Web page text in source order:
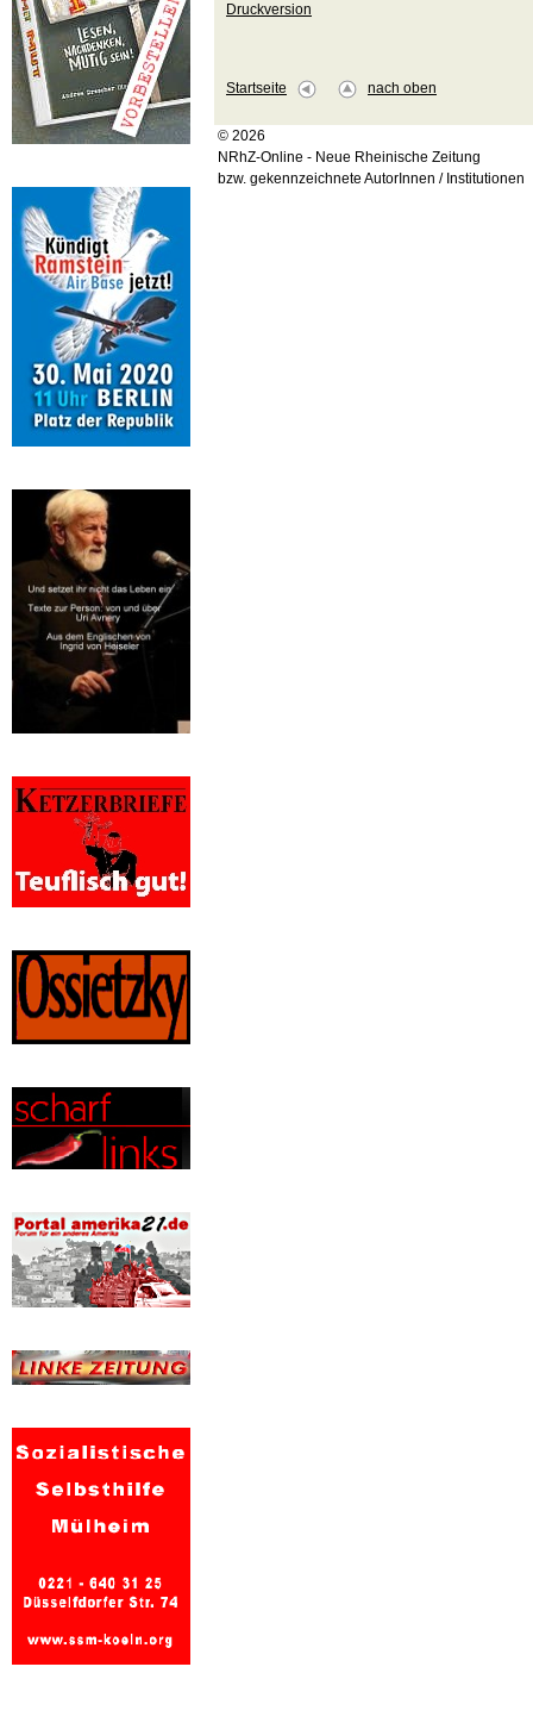
Druckversion
Startseite nach oben
© 2026
NRhZ-Online - Neue Rheinische Zeitung
bzw. gekennzeichnete AutorInnen / Institutionen